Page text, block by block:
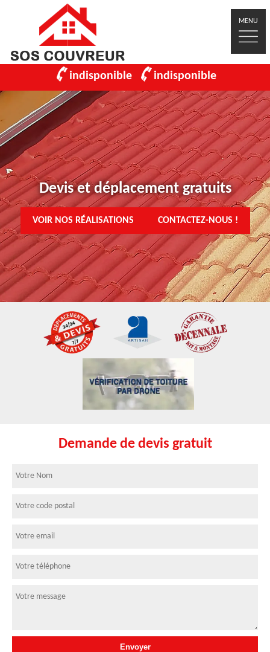
MENU
indisponible indisponible
Devis et déplacement gratuits
VOIR NOS RÉALISATIONS CONTACTEZ-NOUS !
Demande de devis gratuit